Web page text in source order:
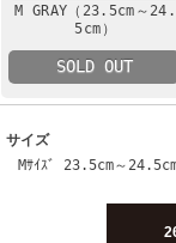
M GRAY（23.5cm～24.
5cm）
SOLD OUT
サイズ
Mｻｲｽﾞ 23.5cm～